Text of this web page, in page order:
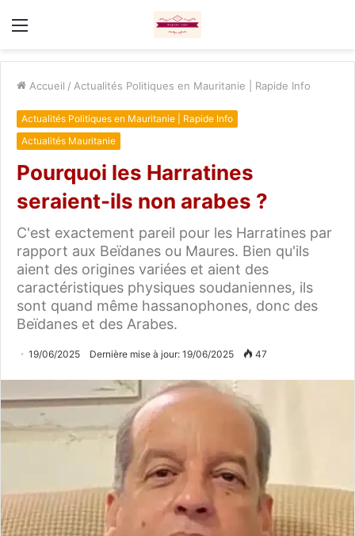
Menu
Accueil / Actualités Politiques en Mauritanie | Rapide Info
Actualités Politiques en Mauritanie | Rapide Info
Actualités Mauritanie
Pourquoi les Harratines
seraient-ils non arabes ?
C'est exactement pareil pour les Harratines par
rapport aux Beïdanes ou Maures. Bien qu'ils
aient des origines variées et aient des
caractéristiques physiques soudaniennes, ils
sont quand même hassanophones, donc des
Beïdanes et des Arabes.
19/06/2025 Dernière mise à jour: 19/06/2025 47